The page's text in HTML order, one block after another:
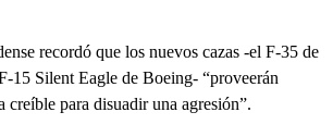
recordó que los nuevos cazas -el F-35 de
15 Silent Eagle de Boeing- “proveerán
creíble para disuadir una agresión”.